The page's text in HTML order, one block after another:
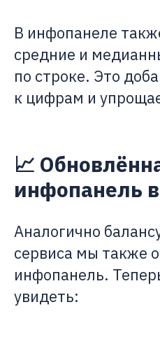
В инфопанеле
средние и
по строке. Это
к цифрам и
📈
инфопанель
Аналогично
сервиса мы также
инфопанель.
увидеть: